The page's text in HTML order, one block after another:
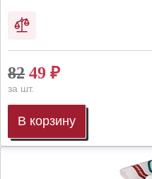
82 49 ₽
за шт.
В корзину